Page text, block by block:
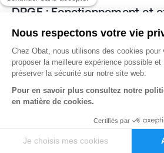
DPGF : Fonctionnement et
marchés publics
Lors d’un d’appel d’offre dans le
et privés, l’acheteur est en droit de
candidats la décomposition du prix
prestation. Lorsque cette prestation
Global Forfaitaire. Cette pièce